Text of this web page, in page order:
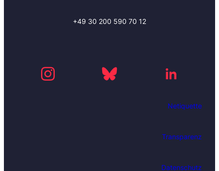
+49 30 200 590 70 12
Netiquette
Transparenz
Datenschutz